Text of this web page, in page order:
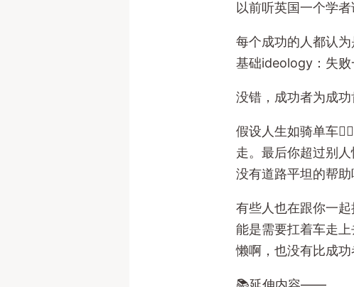
以前听英国一个学
每个成功的人都认
基础ideology：失败
没错，成功者为成功
假设人生如骑单车
走。最后你超过别
没有道路平坦的帮
有些人也在跟你一
能是需要扛着车走
懒啊，也没有比成功